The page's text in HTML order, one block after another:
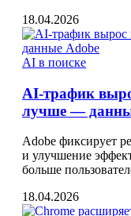
18.04.2026
AI в поиске
AI‑трафик
лучше —
Adobe фиксирует
и улучшение
больше
18.04.2026